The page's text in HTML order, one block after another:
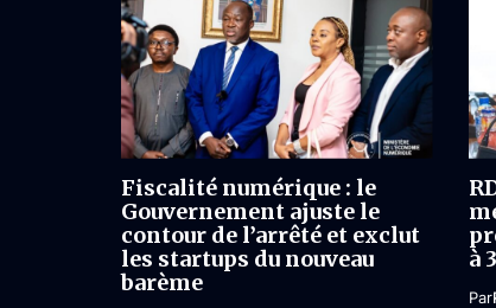
Fiscalité numérique : le
Gouvernement ajuste le
contour de l’arrêté et exclut
les startups du nouveau
barème
à
Par